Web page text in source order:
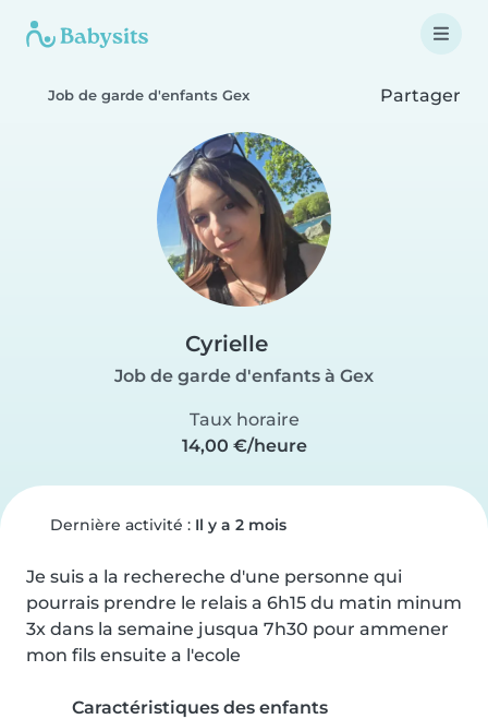
Job de garde d'enfants Gex Partager
Cyrielle
Job de garde d'enfants à Gex
Taux horaire
14,00 €/heure
Dernière activité : Il y a 2 mois
Je suis a la rechereche d'une personne qui
pourrais prendre le relais a 6h15 du matin minum
3x dans la semaine jusqua 7h30 pour ammener
mon fils ensuite a l'ecole
Caractéristiques des enfants